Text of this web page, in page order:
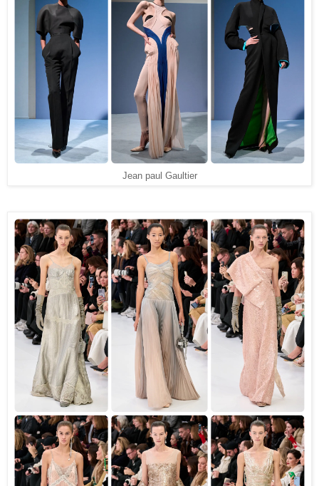
Jean paul Gaultier